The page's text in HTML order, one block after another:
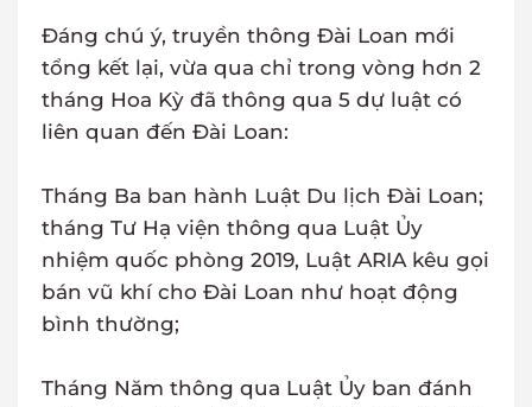
Đáng chú ý, truyền thông Đài Loan mới
tổng kết lại, vừa qua chỉ trong vòng hơn 2
tháng Hoa Kỳ đã thông qua 5 dự luật có
liên quan đến Đài Loan:
Tháng Ba ban hành Luật Du lịch Đài Loan;
tháng Tư Hạ viện thông qua Luật Ủy
nhiệm quốc phòng 2019, Luật ARIA kêu gọi
bán vũ khí cho Đài Loan như hoạt động
bình thường;
Tháng Năm thông qua Luật Ủy ban đánh